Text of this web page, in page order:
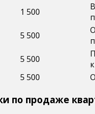
1 500
5 500
5 500
5 500
по продаже